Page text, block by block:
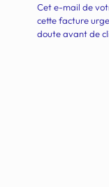
Cet e-mail de
cette facture
doute avant de